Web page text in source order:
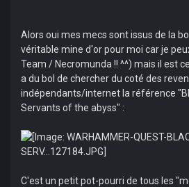
Alors oui mes mecs sont issus de la
véritable mine d'or pour moi car je
Team / Necromunda !! ^^) mais il est
a du bol de chercher du coté des
indépendants/internet la référence
Servants of the abyss" :
C'est un petit pot-pourri de tous les